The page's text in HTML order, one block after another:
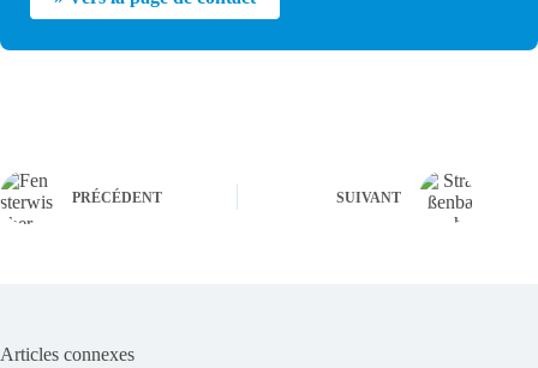
PRÉCÉDENT SUIVANT
Articles connexes